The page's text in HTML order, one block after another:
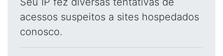
acessos suspeitos a sites hospedados
conosco.